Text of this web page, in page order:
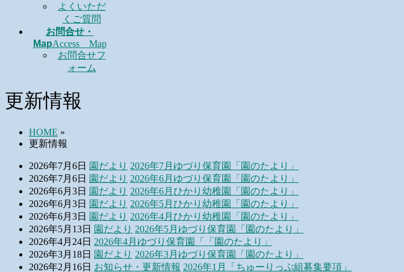
よくいただ
くご質問
お問合せ・
MapAccess Map
お問合せフ
ォーム
更新情報
HOME »
更新情報
2026年7月6日 園だより 2026年7月ゆづり保育園「園のたより」
2026年7月6日 園だより 2026年6月ゆづり保育園「園のたより」
2026年6月3日 園だより 2026年6月ひかり幼稚園「園のたより」
2026年6月3日 園だより 2026年5月ひかり幼稚園「園のたより」
2026年6月3日 園だより 2026年4月ひかり幼稚園「園のたより」
2026年5月13日 園だより 2026年5月ゆづり保育園「園のたより」
2026年4月24日 2026年4月ゆづり保育園「「園のたより」
2026年3月18日 園だより 2026年3月ゆづり保育園「園のたより」
2026年2月16日 お知らせ・更新情報 2026年1月「ちゅーりっぷ組募集要項」